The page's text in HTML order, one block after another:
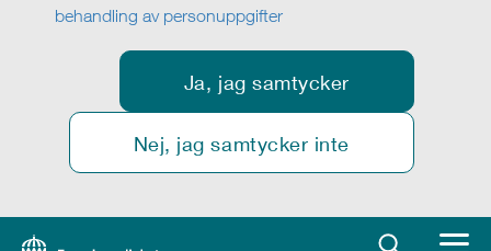
behandling av personuppgifter
Ja, jag samtycker
Nej, jag samtycker inte